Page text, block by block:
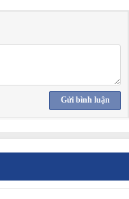
Gửi bình luận